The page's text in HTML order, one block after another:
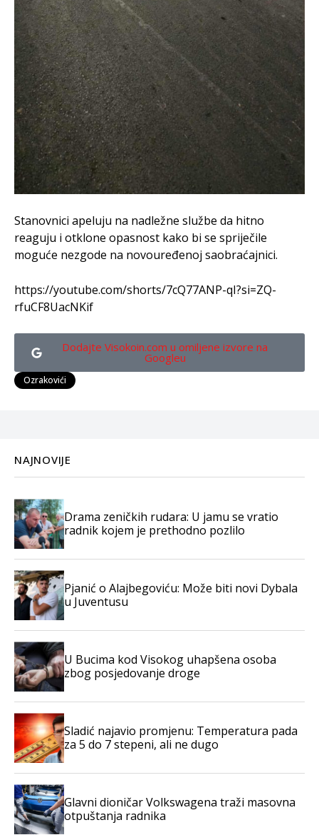
Stanovnici apeluju na nadležne službe da hitno
reaguju i otklone opasnost kako bi se spriječile
moguće nezgode na novouređenoj saobraćajnici.
https://youtube.com/shorts/7cQ77ANP-qI?si=ZQ-
rfuCF8UacNKif
Dodajte Visokoin.com u omiljene izvore na
Googleu
Ozrakovići
NAJNOVIJE
Drama zeničkih rudara: U jamu se vratio
radnik kojem je prethodno pozlilo
Pjanić o Alajbegoviću: Može biti novi Dybala
u Juventusu
U Bucima kod Visokog uhapšena osoba
zbog posjedovanje droge
Sladić najavio promjenu: Temperatura pada
za 5 do 7 stepeni, ali ne dugo
Glavni dioničar Volkswagena traži masovna
otpuštanja radnika